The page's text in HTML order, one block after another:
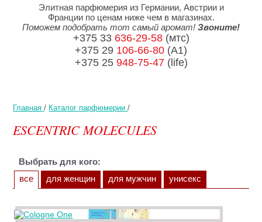
Главная / Каталог парфюмерии /
ESCENTRIC MOLECULES
Выбрать для кого:
все
для женщин для мужчин унисекс
Элитная парфюмерия из Германии, Австрии и
Франции по ценам ниже чем в магазинах.
Поможем подобрать тот самый аромат! Звоните!
+375 33 636-29-58(мтс)
+375 29 106-66-80 (A1)
+375 25 948-75-47(life)